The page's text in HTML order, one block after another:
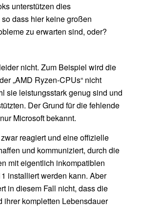
unterstützen dies
dass hier keine großen
zu erwarten sind, oder?
nicht. Zum Beispiel wird die
„AMD Ryzen-CPUs“ nicht
sie leistungsstark genug sind und
Der Grund für die fehlende
Microsoft bekannt.
reagiert und eine offizielle
und kommuniziert, durch die
mit eigentlich inkompatiblen
installiert werden kann. Aber
in diesem Fall nicht, dass die
ihrer kompletten Lebensdauer